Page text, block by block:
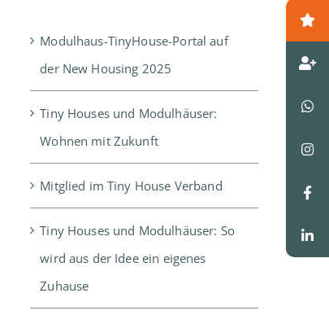
Modulhaus-TinyHouse-Portal auf
der New Housing 2025
Tiny Houses und Modulhäuser:
Wohnen mit Zukunft
Mitglied im Tiny House Verband
Tiny Houses und Modulhäuser: So
wird aus der Idee ein eigenes
Zuhause